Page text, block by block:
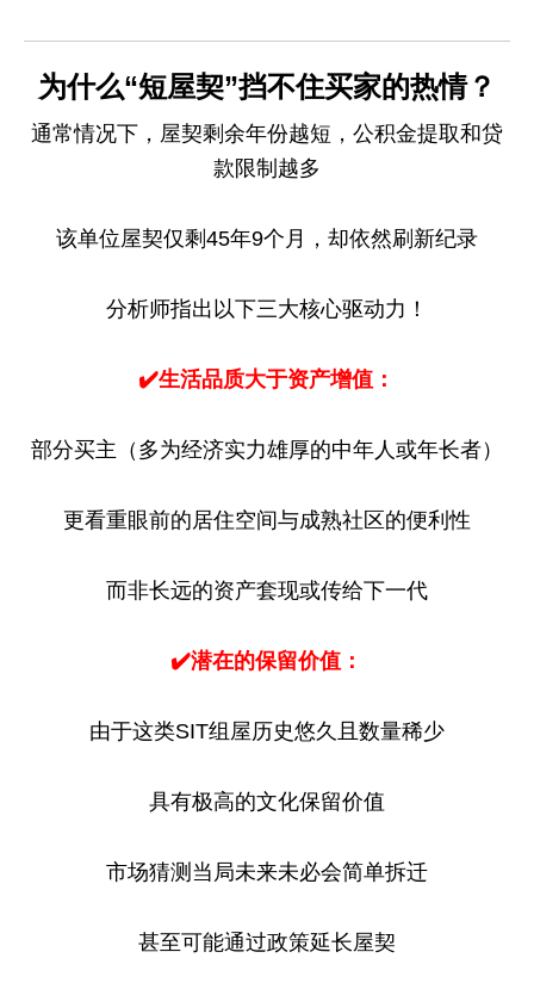
为什么“短屋契”挡不住买家的热情？
通常情况下，屋契剩余年份越短，公积金提取和贷
款限制越多
该单位屋契仅剩45年9个月，却依然刷新纪录
分析师指出以下三大核心驱动力！
✔️生活品质大于资产增值：
部分买主（多为经济实力雄厚的中年人或年长者）
更看重眼前的居住空间与成熟社区的便利性
而非长远的资产套现或传给下一代
✔️潜在的保留价值：
由于这类SIT组屋历史悠久且数量稀少
具有极高的文化保留价值
市场猜测当局未来未必会简单拆迁
甚至可能通过政策延长屋契